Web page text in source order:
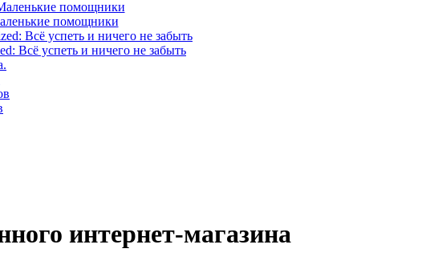
помощники
Всё успеть и ничего не забыть
интернет-магазина